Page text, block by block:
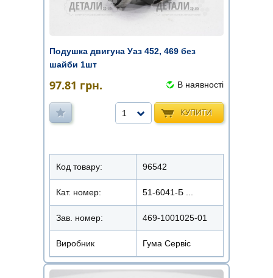
Подушка двигуна Уаз 452, 469 без
шайби 1шт
97.81 грн. В наявності
КУПИТИ
1
Код товару: 96542
Кат. номер: 51-6041-Б ...
Зав. номер: 469-1001025-01
Виробник Гума Сервіс